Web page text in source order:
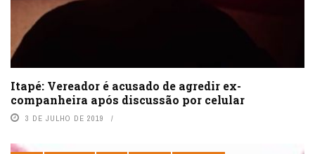
Itapé: Vereador é acusado de agredir ex-
companheira após discussão por celular
3 DE JULHO DE 2019